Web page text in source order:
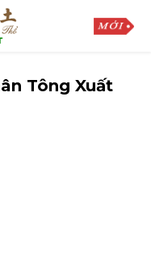
Tông Xuất